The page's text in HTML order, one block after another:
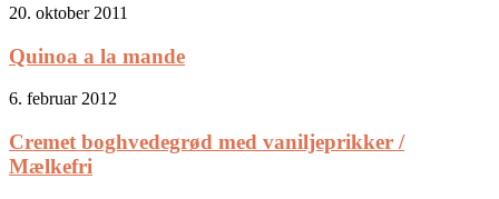
20. oktober 2011
Quinoa a la mande
6. februar 2012
Cremet boghvedegrød med vaniljeprikker /
Mælkefri